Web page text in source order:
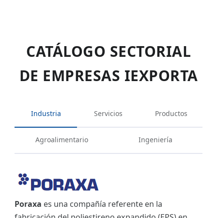
CATÁLOGO SECTORIAL
DE EMPRESAS IEXPORTA
Industria Servicios Productos
Agroalimentario Ingeniería
Poraxa es una compañía referente en la